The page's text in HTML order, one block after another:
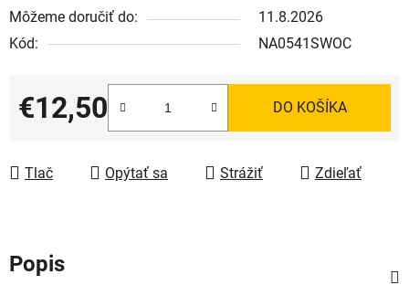
Môžeme doručiť do:
11.8.2026
Kód:
NA0541SWOC
€12,50
Jednotková cena:
DO KOŠÍKA
Tlač Opýtať sa Strážiť Zdieľať
Popis